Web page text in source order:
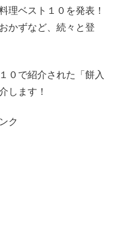
理ベスト１０を発表！
かずなど、続々と登
０で紹介された「餅入
します！
ク